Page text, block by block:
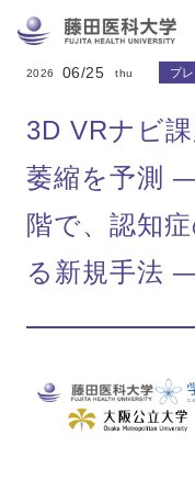
2026 06/25 thu プ
3D VRナビ
萎縮を予測
階で、認知
る新規手法